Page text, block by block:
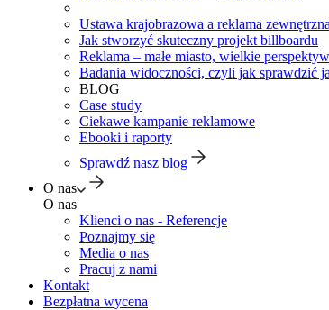
Ustawa krajobrazowa a reklama zewnętrzna
Jak stworzyć skuteczny projekt billboardu
Reklama – małe miasto, wielkie
Badania widoczności, czyli jak sprawdzić
BLOG
Case study
Ciekawe kampanie reklamowe
Ebooki i raporty
Sprawdź nasz blog
O nas
O nas
Klienci o nas - Referencje
Poznajmy się
Media o nas
Pracuj z nami
Kontakt
Bezpłatna wycena